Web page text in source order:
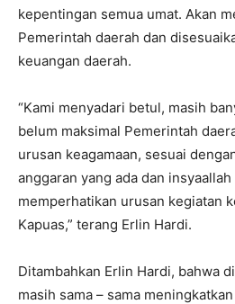
kepentingan semua umat. Akan
Pemerintah daerah dan
keuangan daerah.
“Kami menyadari betul, masih
belum maksimal Pemerintah
urusan keagamaan, sesuai
anggaran yang ada dan
memperhatikan urusan kegiatan
Kapuas,” terang Erlin Hardi.
Ditambahkan Erlin Hardi, bahwa
masih sama – sama